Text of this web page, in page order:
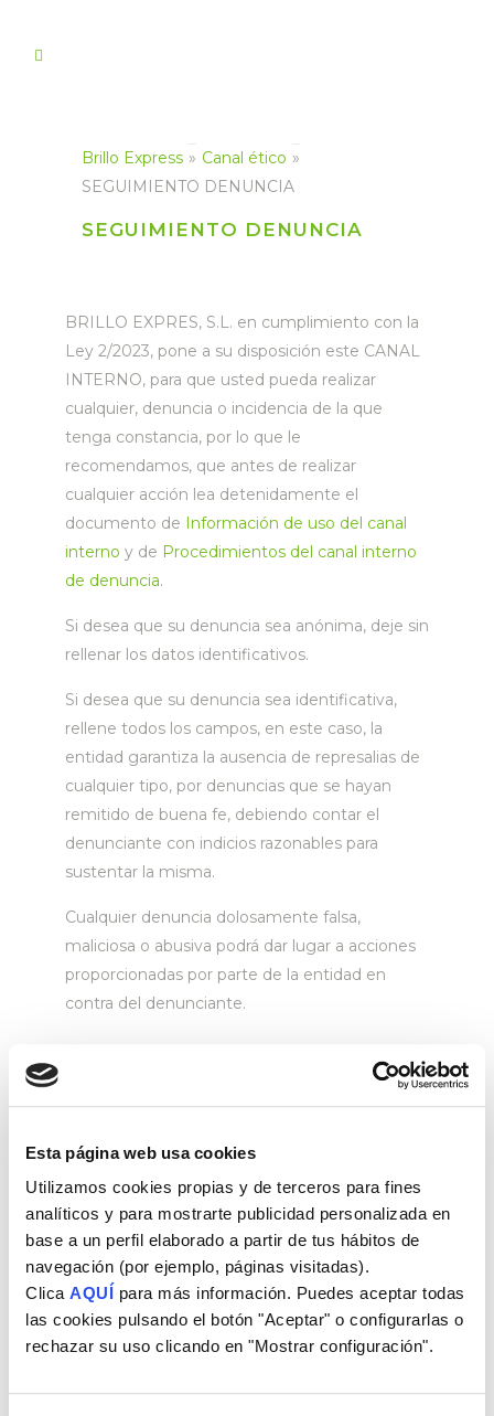
Esta página web usa cookies
Utilizamos cookies propias y de terceros para fines
analíticos y para mostrarte publicidad personalizada en
base a un perfil elaborado a partir de tus hábitos de
navegación (por ejemplo, páginas visitadas).
Clica AQUÍ para más información. Puedes aceptar todas
las cookies pulsando el botón "Aceptar" o configurarlas o
rechazar su uso clicando en "Mostrar configuración".
Brillo Express » Canal ético »
SEGUIMIENTO DENUNCIA
SEGUIMIENTO DENUNCIA
BRILLO EXPRES, S.L. en cumplimiento con la
Ley 2/2023, pone a su disposición este CANAL
INTERNO, para que usted pueda realizar
cualquier, denuncia o incidencia de la que
tenga constancia, por lo que le
recomendamos, que antes de realizar
cualquier acción lea detenidamente el
documento de Información de uso del canal
interno y de Procedimientos del canal interno
de denuncia.
Si desea que su denuncia sea anónima, deje sin
rellenar los datos identificativos.
Si desea que su denuncia sea identificativa,
rellene todos los campos, en este caso, la
entidad garantiza la ausencia de represalias de
cualquier tipo, por denuncias que se hayan
remitido de buena fe, debiendo contar el
denunciante con indicios razonables para
sustentar la misma.
Cualquier denuncia dolosamente falsa,
maliciosa o abusiva podrá dar lugar a acciones
proporcionadas por parte de la entidad en
contra del denunciante.
FORMULAR DENUNCIA
OTRAS VIA DE DENUNCIA
Código de Registro